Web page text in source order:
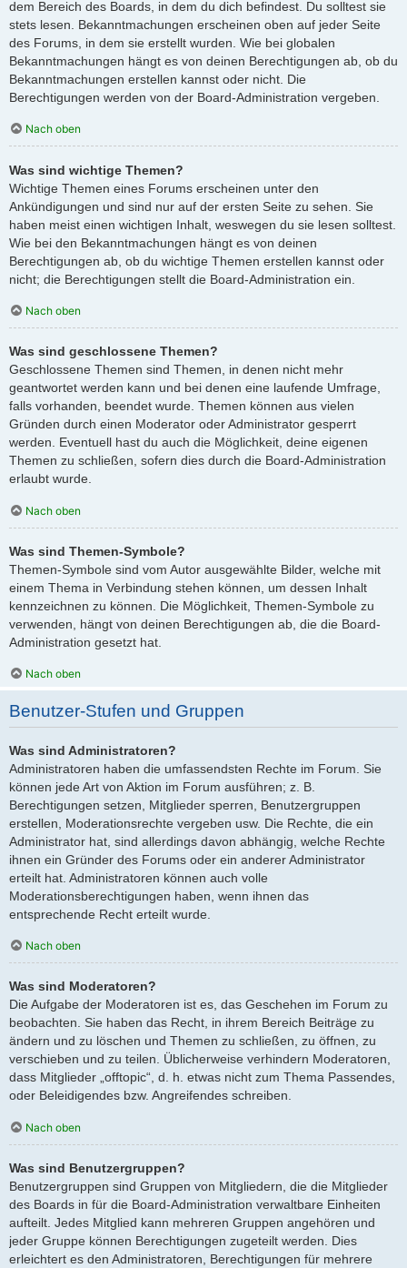
dem Bereich des Boards, in dem du dich befindest. Du solltest sie
stets lesen. Bekanntmachungen erscheinen oben auf jeder Seite
des Forums, in dem sie erstellt wurden. Wie bei globalen
Bekanntmachungen hängt es von deinen Berechtigungen ab, ob du
Bekanntmachungen erstellen kannst oder nicht. Die
Berechtigungen werden von der Board-Administration vergeben.
Nach oben
Was sind wichtige Themen?
Wichtige Themen eines Forums erscheinen unter den
Ankündigungen und sind nur auf der ersten Seite zu sehen. Sie
haben meist einen wichtigen Inhalt, weswegen du sie lesen solltest.
Wie bei den Bekanntmachungen hängt es von deinen
Berechtigungen ab, ob du wichtige Themen erstellen kannst oder
nicht; die Berechtigungen stellt die Board-Administration ein.
Nach oben
Was sind geschlossene Themen?
Geschlossene Themen sind Themen, in denen nicht mehr
geantwortet werden kann und bei denen eine laufende Umfrage,
falls vorhanden, beendet wurde. Themen können aus vielen
Gründen durch einen Moderator oder Administrator gesperrt
werden. Eventuell hast du auch die Möglichkeit, deine eigenen
Themen zu schließen, sofern dies durch die Board-Administration
erlaubt wurde.
Nach oben
Was sind Themen-Symbole?
Themen-Symbole sind vom Autor ausgewählte Bilder, welche mit
einem Thema in Verbindung stehen können, um dessen Inhalt
kennzeichnen zu können. Die Möglichkeit, Themen-Symbole zu
verwenden, hängt von deinen Berechtigungen ab, die die Board-
Administration gesetzt hat.
Nach oben
Benutzer-Stufen und Gruppen
Was sind Administratoren?
Administratoren haben die umfassendsten Rechte im Forum. Sie
können jede Art von Aktion im Forum ausführen; z. B.
Berechtigungen setzen, Mitglieder sperren, Benutzergruppen
erstellen, Moderationsrechte vergeben usw. Die Rechte, die ein
Administrator hat, sind allerdings davon abhängig, welche Rechte
ihnen ein Gründer des Forums oder ein anderer Administrator
erteilt hat. Administratoren können auch volle
Moderationsberechtigungen haben, wenn ihnen das
entsprechende Recht erteilt wurde.
Nach oben
Was sind Moderatoren?
Die Aufgabe der Moderatoren ist es, das Geschehen im Forum zu
beobachten. Sie haben das Recht, in ihrem Bereich Beiträge zu
ändern und zu löschen und Themen zu schließen, zu öffnen, zu
verschieben und zu teilen. Üblicherweise verhindern Moderatoren,
dass Mitglieder „offtopic“, d. h. etwas nicht zum Thema Passendes,
oder Beleidigendes bzw. Angreifendes schreiben.
Nach oben
Was sind Benutzergruppen?
Benutzergruppen sind Gruppen von Mitgliedern, die die Mitglieder
des Boards in für die Board-Administration verwaltbare Einheiten
aufteilt. Jedes Mitglied kann mehreren Gruppen angehören und
jeder Gruppe können Berechtigungen zugeteilt werden. Dies
erleichtert es den Administratoren, Berechtigungen für mehrere